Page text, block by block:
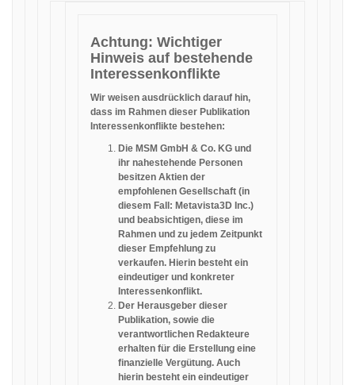
Achtung: Wichtiger
Hinweis auf bestehende
Interessenkonflikte
Wir weisen ausdrücklich darauf hin,
dass im Rahmen dieser Publikation
Interessenkonflikte bestehen:
Die MSM GmbH & Co. KG und
ihr nahestehende Personen
besitzen Aktien der
empfohlenen Gesellschaft (in
diesem Fall: Metavista3D Inc.)
und beabsichtigen, diese im
Rahmen und zu jedem Zeitpunkt
dieser Empfehlung zu
verkaufen. Hierin besteht ein
eindeutiger und konkreter
Interessenkonflikt.
Der Herausgeber dieser
Publikation, sowie die
verantwortlichen Redakteure
erhalten für die Erstellung eine
finanzielle Vergütung. Auch
hierin besteht ein eindeutiger